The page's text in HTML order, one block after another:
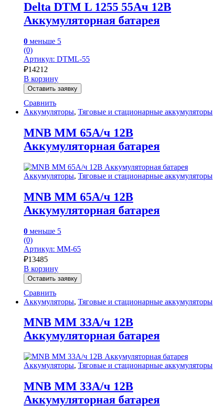
Delta DTM L 1255 55Ач 12В
Аккумуляторная батарея
0 меньше 5
(0)
Артикул: DTML-55
₽14212
В корзину
Оставить заявку
Сравнить
Аккумуляторы, Тяговые и стационарные аккумуляторы
MNB MM 65А/ч 12В
Аккумуляторная батарея
Аккумуляторы, Тяговые и стационарные аккумуляторы
MNB MM 65А/ч 12В
Аккумуляторная батарея
0 меньше 5
(0)
Артикул: MM-65
₽13485
В корзину
Оставить заявку
Сравнить
Аккумуляторы, Тяговые и стационарные аккумуляторы
MNB MM 33А/ч 12В
Аккумуляторная батарея
Аккумуляторы, Тяговые и стационарные аккумуляторы
MNB MM 33А/ч 12В
Аккумуляторная батарея